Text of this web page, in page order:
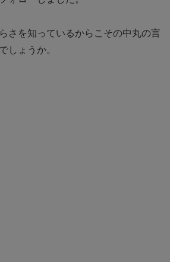
さを知っているからこその中丸の言
しょうか。